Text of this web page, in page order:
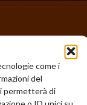
come i
del
permetterà di